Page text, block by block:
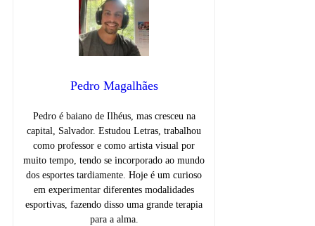
Pedro Magalhães
Pedro é baiano de Ilhéus, mas cresceu na
capital, Salvador. Estudou Letras, trabalhou
como professor e como artista visual por
muito tempo, tendo se incorporado ao mundo
dos esportes tardiamente. Hoje é um curioso
em experimentar diferentes modalidades
esportivas, fazendo disso uma grande terapia
para a alma.